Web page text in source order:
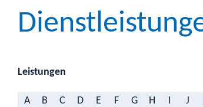
Leistungen
A B C D E F G H J